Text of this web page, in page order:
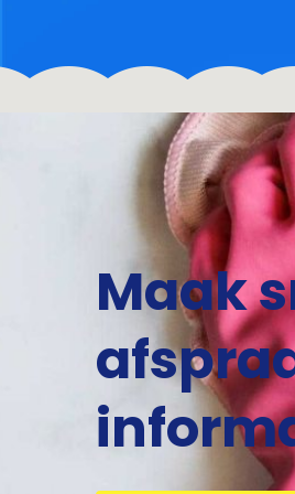
Maak